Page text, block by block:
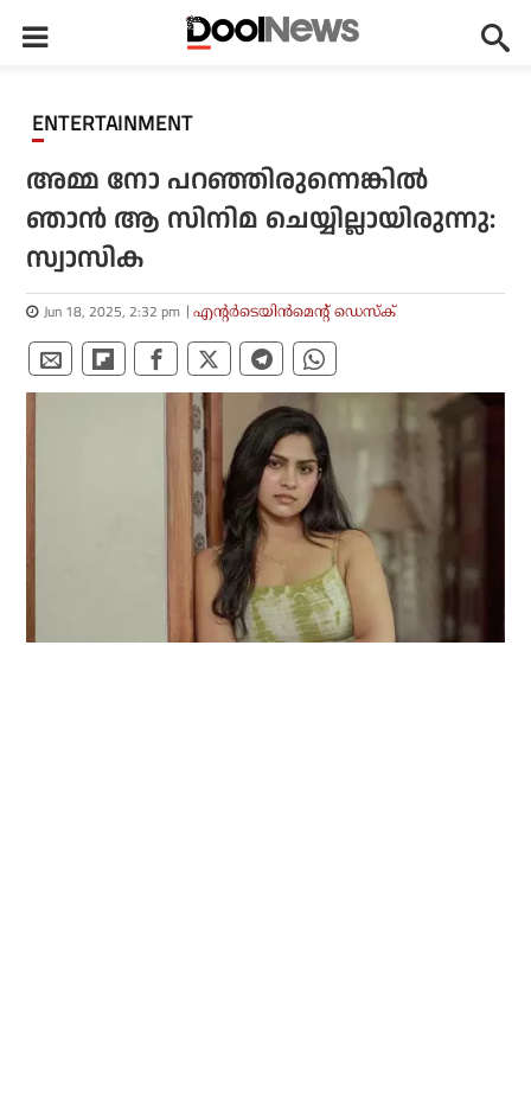
ENTERTAINMENT
അമ്മ നോ പറഞ്ഞിരുന്നെങ്കില്‍
ഞാന്‍ ആ സിനിമ ചെയ്യില്ലായിരുന്നു:
സ്വാസിക
Jun 18, 2025, 2:32 pm എന്റര്‍ടെയിന്‍മെന്റ് ഡെസ്‌ക്